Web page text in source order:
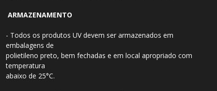
ARMAZENAMENTO
- Todos os produtos UV devem ser armazenados em
embalagens de
polietileno preto, bem fechadas e em local apropriado com
temperatura
abaixo de 25°C.